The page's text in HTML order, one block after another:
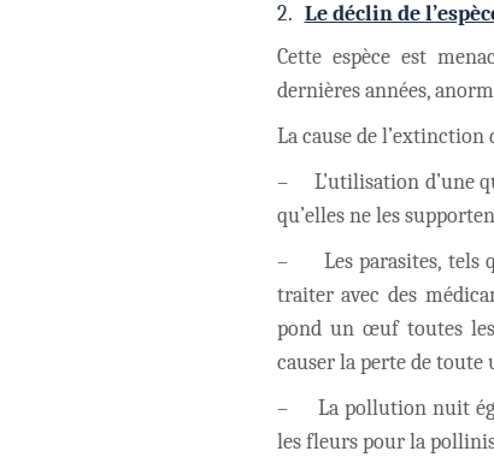
2. Le déclin de
Cette espèce est
dernières années,
La cause de l’extinction
–
L’utilisation d’une
qu’elles ne les
–
Les parasites,
traiter avec des
pond un œuf toutes les
causer la perte de toute
–
La pollution nuit
les fleurs pour la